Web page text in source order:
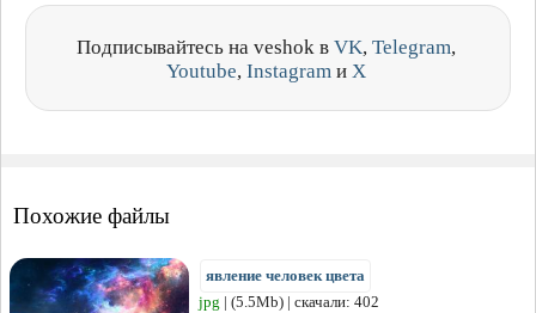
Подписывайтесь на veshok в VK, Telegram,
Youtube, Instagram и X
Похожие файлы
явление человек цвета
jpg | (5.5Mb) | скачали: 402